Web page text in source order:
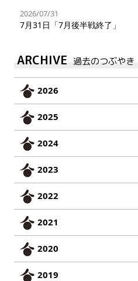
2026/07/31
7月31日「7月後半戦終了」
ARCHIVE 過去のつぶやき
2026
2025
2024
2023
2022
2021
2020
2019